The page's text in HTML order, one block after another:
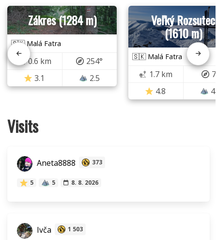
Zákres (1284 m)
🇸🇰 Malá Fatra
0.6 km
254°
3.1
2.5
Veľký Rozsutec
(1610 m)
🇸🇰 Malá Fatra
1.7 km
4.8
Visits
Aneta8888 373
5 5 8. 8. 2026
Ivča 1 503